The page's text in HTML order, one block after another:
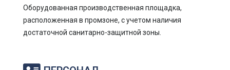
Оборудованная производственная площадка,
расположенная в промзоне, с учетом наличия
достаточной санитарно-защитной зоны.